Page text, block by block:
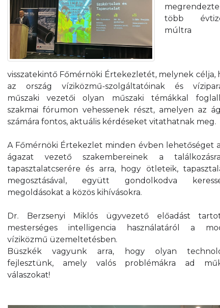
megrendezte
több
múltra
visszatekintő Főmérnöki Értekezletét, melynek célja,
az ország víziközmű-szolgáltatóinak és
műszaki vezetői olyan műszaki témákkal
szakmai fórumon vehessenek részt, amelyen az
számára fontos, aktuális kérdéseket vitathatnak meg.
A Főmérnöki Értekezlet minden évben lehetőséget
ágazat vezető szakembereinek a
tapasztalatcserére és arra, hogy ötleteik,
megosztásával, együtt gondolkodva
megoldásokat a közös kihívásokra.
Dr. Berzsenyi Miklós ügyvezető előadást
mesterséges intelligencia használatáról a
víziközmű üzemeltetésben.
Büszkék vagyunk arra, hogy olyan
fejlesztünk, amely valós problémákra ad
válaszokat!